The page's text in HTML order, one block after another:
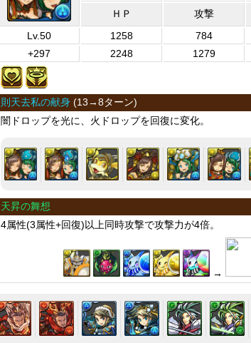
ＨＰ 攻撃
Lv.50
1258 784
+297
2248 1279
則天去私の献身 (13→8ターン)
闇ドロップを光に、火ドロップを回復に変化。
天昇の舞想
4属性(3属性+回復)以上同時攻撃で攻撃力が4倍。
→